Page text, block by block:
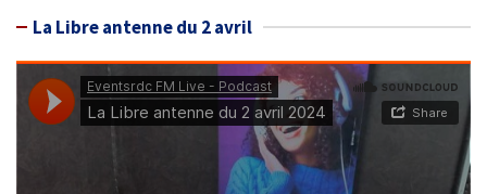
La Libre antenne du 2 avril